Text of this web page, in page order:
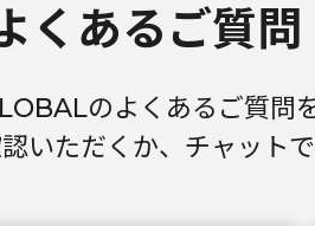
くあるご質問
のよくあるご質問を
いただくか、チャット